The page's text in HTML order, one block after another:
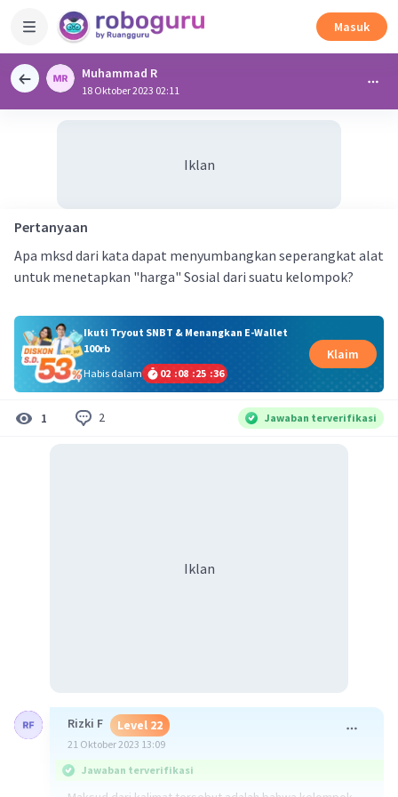
Masuk
Muhammad R
18 Oktober 2023 02:11
Iklan
Pertanyaan
Apa mksd dari kata dapat menyumbangkan seperangkat alat
untuk menetapkan "harga" Sosial dari suatu kelompok?
Ikuti Tryout SNBT & Menangkan E-Wallet
100rb
Habis dalam
02 :08 :25 :35
Klaim
1 2 Jawaban terverifikasi
Iklan
Rizki F Level 22
21 Oktober 2023 13:09
Jawaban terverifikasi